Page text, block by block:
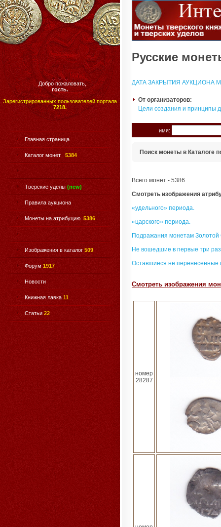
Добро пожаловать,
гость.
Зарегистрированных пользователей портала
7218.
Главная страница
Каталог монет 5384
Тверские уделы (new)
Правила аукциона
Монеты на атрибуцию 5386
Изображения в каталог 509
Форум 1917
Новости
Книжная лавка 11
Статьи 22
Русские
ДАТА ЗАКРЫТИЯ АУКЦИОНА
От организаторов:
Цели создания и принципы
имя:
Поиск монеты в Каталоге
Всего монет - 5386.
Смотреть изображения
«удельного» периода.
«царского» периода.
Подражания монетам
Не вошедшие в первые три
Оставшиеся не перенесенные
Смотреть изображения
номер
28287